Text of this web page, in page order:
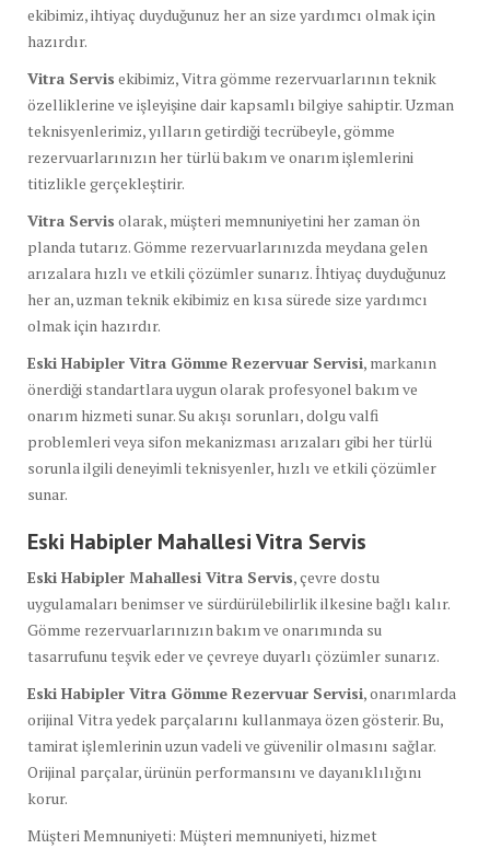
ekibimiz, ihtiyaç duyduğunuz her an size yardımcı olmak için
hazırdır.
Vitra Servis ekibimiz, Vitra gömme rezervuarlarının teknik
özelliklerine ve işleyişine dair kapsamlı bilgiye sahiptir. Uzman
teknisyenlerimiz, yılların getirdiği tecrübeyle, gömme
rezervuarlarınızın her türlü bakım ve onarım işlemlerini
titizlikle gerçekleştirir.
Vitra Servis olarak, müşteri memnuniyetini her zaman ön
planda tutarız. Gömme rezervuarlarınızda meydana gelen
arızalara hızlı ve etkili çözümler sunarız. İhtiyaç duyduğunuz
her an, uzman teknik ekibimiz en kısa sürede size yardımcı
olmak için hazırdır.
Eski Habipler Vitra Gömme Rezervuar Servisi, markanın
önerdiği standartlara uygun olarak profesyonel bakım ve
onarım hizmeti sunar. Su akışı sorunları, dolgu valfi
problemleri veya sifon mekanizması arızaları gibi her türlü
sorunla ilgili deneyimli teknisyenler, hızlı ve etkili çözümler
sunar.
Eski Habipler Mahallesi Vitra Servis
Eski Habipler Mahallesi Vitra Servis, çevre dostu
uygulamaları benimser ve sürdürülebilirlik ilkesine bağlı kalır.
Gömme rezervuarlarınızın bakım ve onarımında su
tasarrufunu teşvik eder ve çevreye duyarlı çözümler sunarız.
Eski Habipler Vitra Gömme Rezervuar Servisi, onarımlarda
orijinal Vitra yedek parçalarını kullanmaya özen gösterir. Bu,
tamirat işlemlerinin uzun vadeli ve güvenilir olmasını sağlar.
Orijinal parçalar, ürünün performansını ve dayanıklılığını
korur.
Müşteri Memnuniyeti: Müşteri memnuniyeti, hizmet